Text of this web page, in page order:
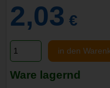
2,03 €
in den
Ware lagernd